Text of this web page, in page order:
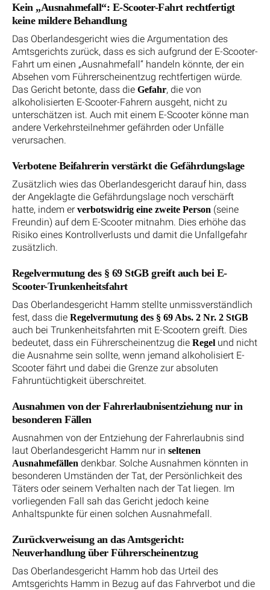
Kein „Ausnahmefall“: E-Scooter-Fahrt rechtfertigt
keine mildere Behandlung
Das Oberlandesgericht wies die Argumentation des
Amtsgerichts zurück, dass es sich aufgrund der E-Scooter-
Fahrt um einen „Ausnahmefall“ handeln könnte, der ein
Absehen vom Führerscheinentzug rechtfertigen würde.
Das Gericht betonte, dass die Gefahr, die von
alkoholisierten E-Scooter-Fahrern ausgeht, nicht zu
unterschätzen ist. Auch mit einem E-Scooter könne man
andere Verkehrsteilnehmer gefährden oder Unfälle
verursachen.
Verbotene Beifahrerin verstärkt die Gefährdungslage
Zusätzlich wies das Oberlandesgericht darauf hin, dass
der Angeklagte die Gefährdungslage noch verschärft
hatte, indem er verbotswidrig eine zweite Person (seine
Freundin) auf dem E-Scooter mitnahm. Dies erhöhe das
Risiko eines Kontrollverlusts und damit die Unfallgefahr
zusätzlich.
Regelvermutung des § 69 StGB greift auch bei E-
Scooter-Trunkenheitsfahrt
Das Oberlandesgericht Hamm stellte unmissverständlich
fest, dass die Regelvermutung des § 69 Abs. 2 Nr. 2 StGB
auch bei Trunkenheitsfahrten mit E-Scootern greift. Dies
bedeutet, dass ein Führerscheinentzug die Regel und nicht
die Ausnahme sein sollte, wenn jemand alkoholisiert E-
Scooter fährt und dabei die Grenze zur absoluten
Fahruntüchtigkeit überschreitet.
Ausnahmen von der Fahrerlaubnisentziehung nur in
besonderen Fällen
Ausnahmen von der Entziehung der Fahrerlaubnis sind
laut Oberlandesgericht Hamm nur in seltenen
Ausnahmefällen denkbar. Solche Ausnahmen könnten in
besonderen Umständen der Tat, der Persönlichkeit des
Täters oder seinem Verhalten nach der Tat liegen. Im
vorliegenden Fall sah das Gericht jedoch keine
Anhaltspunkte für einen solchen Ausnahmefall.
Zurückverweisung an das Amtsgericht:
Neuverhandlung über Führerscheinentzug
Das Oberlandesgericht Hamm hob das Urteil des
Amtsgerichts Hamm in Bezug auf das Fahrverbot und die